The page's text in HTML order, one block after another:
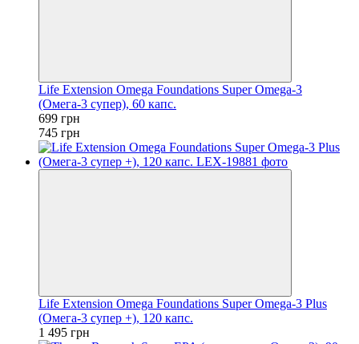
Life Extension Omega Foundations Super Omega-3
(Омега-3 супер), 60 капс.
699 грн
745 грн
Life Extension Omega Foundations Super Omega-3 Plus
(Омега-3 супер +), 120 капс.
1 495 грн